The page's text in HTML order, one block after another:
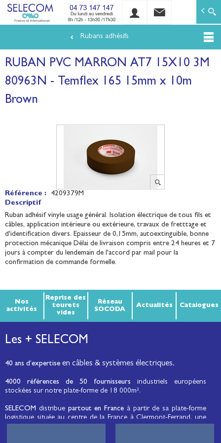
au
contenu
SELECOM
Matériels de réseaux électriques basse tension et
Rubans adhésifs
RUBAN PVC MARRON AT7 15X10 3M
80963N - Temflex 165 15mm x 10m
Brown
Référence :
4209379M
Descriptif
Ruban adhésif vinyle usage général. Isolation électrique de tous fils et
câbles, application intérieure ou extérieure, travaux de fretttage et
d'identification divers. Epaisseur de 0,15mm, autoextinguible, bonne
protection mécanique Délai de livraison compris entre 24 heures et 7
jours à compter du lendemain de l'accord par mail pour la
confirmation de commande formelle.
Nos
activités
Reprise des
tourets
vides
Réseau
SOCODA
Actualités Catalogues
Les + SELECOM
40 ans d’expertise en câbles & systèmes électriques.
4000 références de 50 fournisseurs industriels européens
stockées sur notre plate-forme de 18 000m².
SELECOM distribue partout en France à partir de sa plate-forme
logistique située au centre de la France à Clermont-Ferrand, une